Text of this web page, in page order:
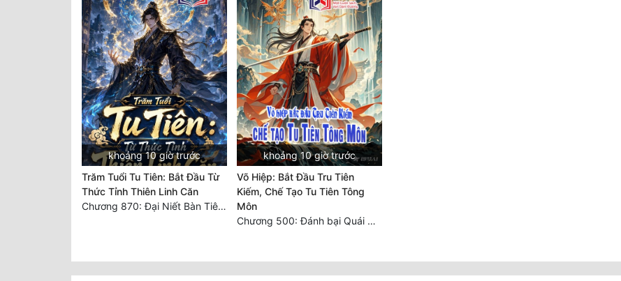
khoảng 10 giờ trước
Trăm Tuổi Tu Tiên: Bắt Đầu Từ
Thức Tỉnh Thiên Linh Căn
Chương 870: Đại Niết Bàn Tiên Thuật!
khoảng 10 giờ trước
Võ Hiệp: Bắt Đầu Tru Tiên
Kiếm, Chế Tạo Tu Tiên Tông
Môn
Chương 500: Đánh bại Quái Ngư, tiến nhập Hồng Thụ lâm